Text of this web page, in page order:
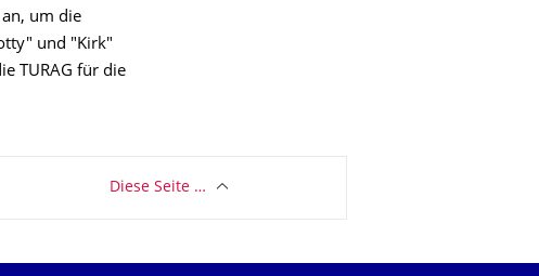
um die
und "Kirk"
TURAG für die
Diese Seite …